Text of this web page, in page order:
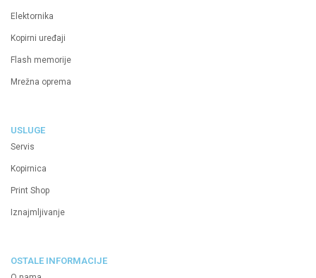
Elektornika
Kopirni uređaji
Flash memorije
Mrežna oprema
USLUGE
Servis
Kopirnica
Print Shop
Iznajmljivanje
OSTALE INFORMACIJE